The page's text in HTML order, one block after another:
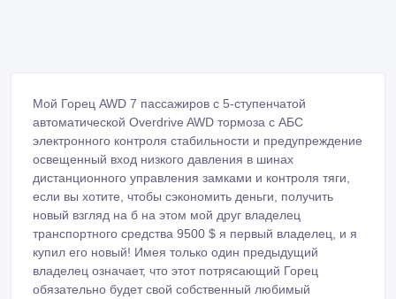
Мой Горец AWD 7 пассажиров с 5-ступенчатой
автоматической Overdrive AWD тормоза с АБС
электронного контроля стабильности и предупреждение
освещенный вход низкого давления в шинах
дистанционного управления замками и контроля тяги,
если вы хотите, чтобы сэкономить деньги, получить
новый взгляд на б на этом мой друг владелец
транспортного средства 9500 $ я первый владелец, и я
купил его новый! Имея только один предыдущий
владелец означает, что этот потрясающий Горец
обязательно будет свой собственный любимый